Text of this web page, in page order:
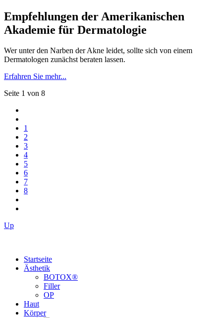
Empfehlungen der Amerikanischen
Akademie für Dermatologie
Wer unter den Narben der Akne leidet, sollte sich von einem
Dermatologen zunächst beraten lassen.
Erfahren Sie mehr...
Seite 1 von 8
1
2
3
4
5
6
7
8
Up
Startseite
Ästhetik
BOTOX®
Filler
OP
Haut
Körper